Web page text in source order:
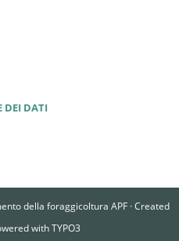
DEI DATI
della foraggicoltura APF ·Created
withTYPO3